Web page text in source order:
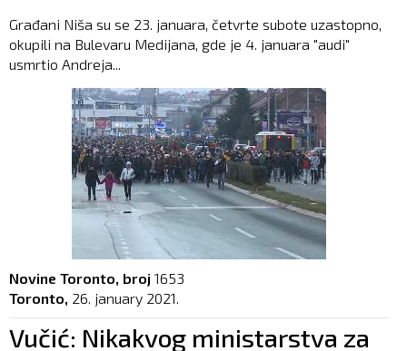
Građani Niša su se 23. januara, četvrte subote uzastopno,
okupili na Bulevaru Medijana, gde je 4. januara "audi"
usmrtio Andreja...
Novine Toronto, broj 1653
Toronto, 26. january 2021.
Vučić: Nikakvog ministarstva za